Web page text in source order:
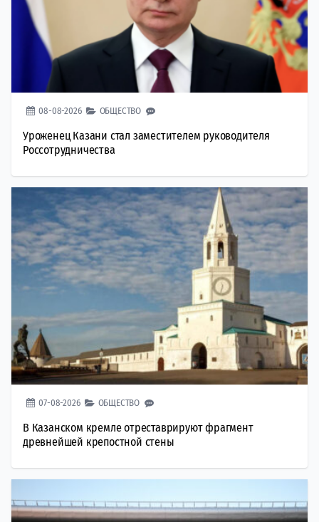
08-08-2026 ОБЩЕСТВО
Уроженец Казани стал заместителем руководителя
Россотрудничества
07-08-2026 ОБЩЕСТВО
В Казанском кремле отреставрируют фрагмент
древнейшей крепостной стены